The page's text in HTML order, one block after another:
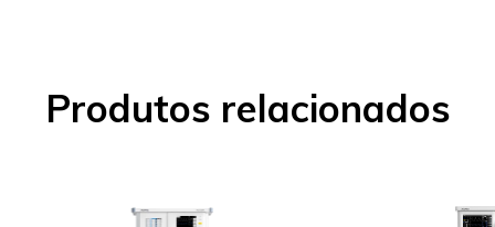
Produtos relacionados